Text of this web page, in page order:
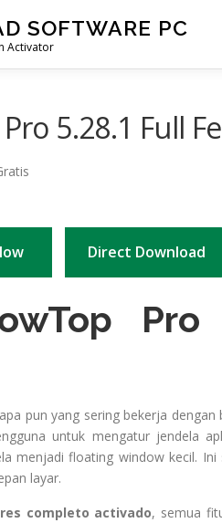
SOFTWARE PC
Activator
5.28.1 Full
Direct Download
Pro
pun yang sering bekerja
untuk mengatur jendela
menjadi floating window kecil.
layar.
completo activado, semua